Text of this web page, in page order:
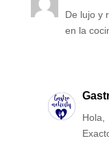
De lujo y
en la
Hola,